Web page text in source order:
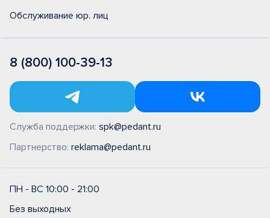
Обслуживание юр. лиц
8 (800) 100-39-13
Служба поддержки: spk@pedant.ru
Партнерство: reklama@pedant.ru
ПН - ВС 10:00 - 21:00
Без выходных